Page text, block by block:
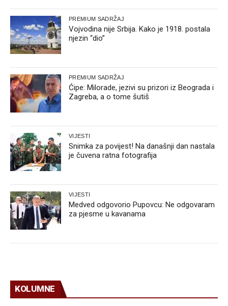
PREMIUM SADRŽAJ
Vojvodina nije Srbija. Kako je 1918. postala
njezin “dio”
PREMIUM SADRŽAJ
Ćipe: Milorade, jezivi su prizori iz Beograda i
Zagreba, a o tome šutiš
VIJESTI
Snimka za povijest! Na današnji dan nastala
je čuvena ratna fotografija
VIJESTI
Medved odgovorio Pupovcu: Ne odgovaram
za pjesme u kavanama
KOLUMNE